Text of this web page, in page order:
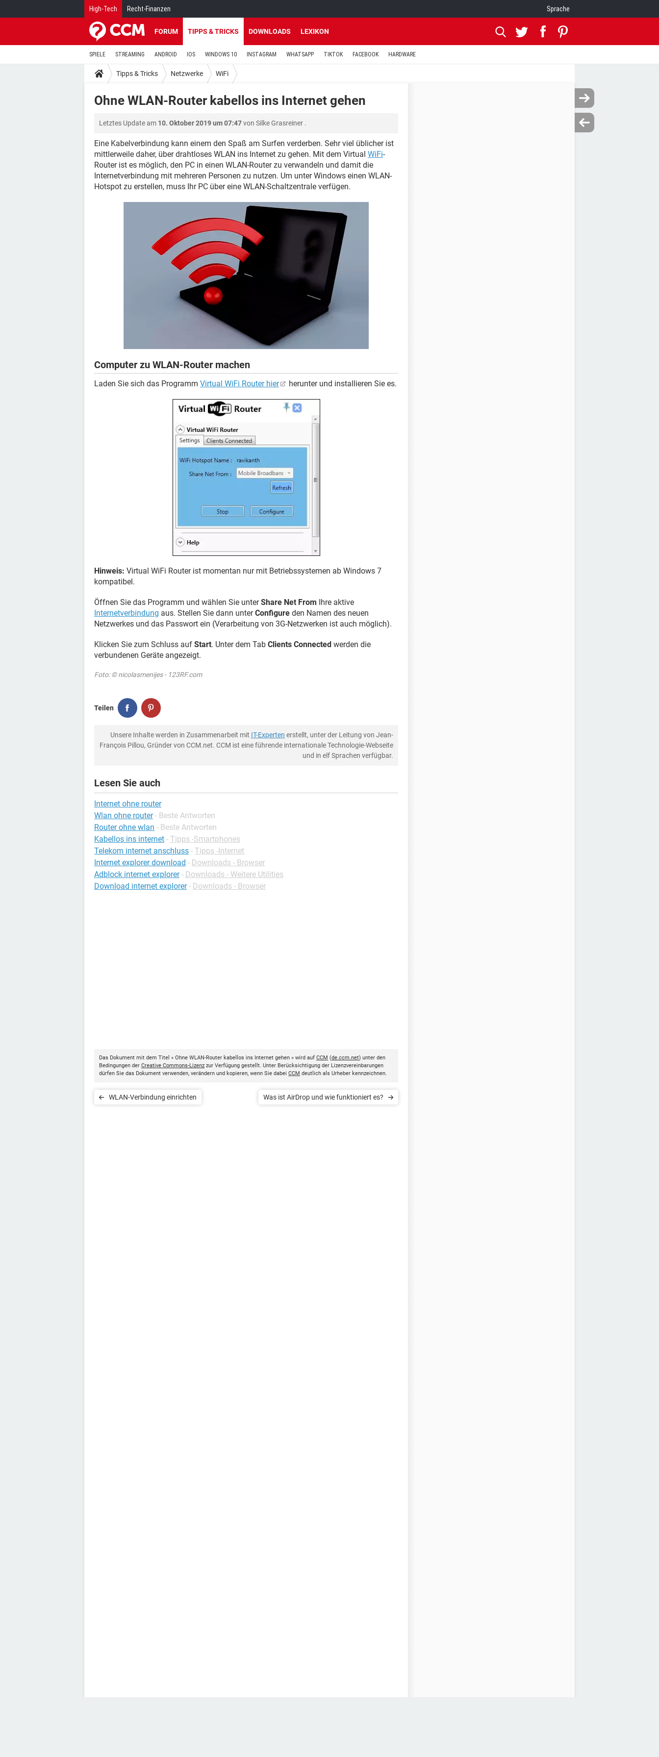
High-Tech Recht-Finanzen Sprache
FORUM TIPPS & TRICKS DOWNLOADS LEXIKON
SPIELE STREAMING ANDROID IOS WINDOWS 10 INSTAGRAM WHATSAPP TIKTOK FACEBOOK HARDWARE
Tipps & Tricks Netzwerke WiFi
Ohne WLAN-Router kabellos ins Internet gehen
Letztes Update am 10. Oktober 2019 um 07:47von Silke Grasreiner .
Eine Kabelverbindung kann einem den Spaß am Surfen verderben. Sehr viel üblicher ist
mittlerweile daher, über drahtloses WLAN ins Internet zu gehen. Mit dem Virtual WiFi-
Router ist es möglich, den PC in einen WLAN-Router zu verwandeln und damit die
Internetverbindung mit mehreren Personen zu nutzen. Um unter Windows einen WLAN-
Hotspot zu erstellen, muss Ihr PC über eine WLAN-Schaltzentrale verfügen.
Computer zu WLAN-Router machen
Laden Sie sich das Programm Virtual WiFi Router hier herunter und installieren Sie es.
Hinweis: Virtual WiFi Router ist momentan nur mit Betriebssystemen ab Windows 7
kompatibel.
Öffnen Sie das Programm und wählen Sie unterShare Net From Ihre aktive
Internetverbindung aus. Stellen Sie dann unterConfigure den Namen des neuen
Netzwerkes und das Passwort ein (Verarbeitung von 3G-Netzwerken ist auch möglich).
Klicken Sie zum Schluss auf Start. Unter dem Tab Clients Connected werden die
verbundenen Geräte angezeigt.
Foto: © nicolasmenijes - 123RF.com
Teilen
Unsere Inhalte werden in Zusammenarbeit mit IT-Experten erstellt, unter der Leitung von Jean-
François Pillou, Gründer von CCM.net. CCM ist eine führende internationale Technologie-Webseite
und in elf Sprachen verfügbar.
Lesen Sie auch
Internet ohne router
Wlan ohne router - Beste Antworten
Router ohne wlan - Beste Antworten
Kabellos ins internet - Tipps -Smartphones
Telekom internet anschluss - Tipps -Internet
Internet explorer download - Downloads - Browser
Adblock internet explorer - Downloads - Weitere Utilities
Download internet explorer - Downloads - Browser
Das Dokument mit dem Titel « Ohne WLAN-Router kabellos ins Internet gehen » wird auf CCM (de.ccm.net) unter den
Bedingungen der Creative Commons-Lizenz zur Verfügung gestellt. Unter Berücksichtigung der Lizenzvereinbarungen
dürfen Sie das Dokument verwenden, verändern und kopieren, wenn Sie dabei CCM deutlich als Urheber kennzeichnen.
WLAN-Verbindung einrichten Was ist AirDrop und wie funktioniert es?